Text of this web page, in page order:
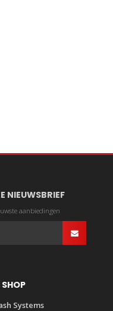
NIEUWSBRIEF
aanbiedingen
Systems